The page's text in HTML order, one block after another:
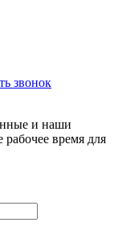
звонок
и наши
время для